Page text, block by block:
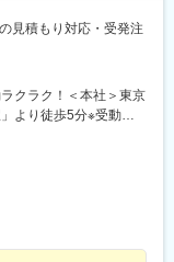
見積もり対応・受発注
クラク！＜本社＞東京
より徒歩5分※受動喫